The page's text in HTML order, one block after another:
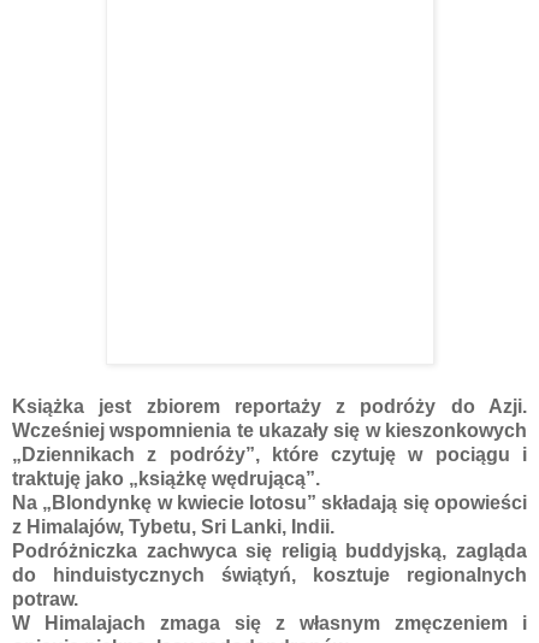
Książka jest zbiorem reportaży z podróży do Azji.
Wcześniej wspomnienia te ukazały się w kieszonkowych
„Dziennikach z podróży”, które czytuję w pociągu i
traktuję jako „książkę wędrującą”.
Na „Blondynkę w kwiecie lotosu” składają się opowieści
z Himalajów, Tybetu, Sri Lanki, Indii.
Podróżniczka zachwyca się religią buddyjską, zagląda
do hinduistycznych świątyń, kosztuje regionalnych
potraw.
W Himalajach zmaga się z własnym zmęczeniem i